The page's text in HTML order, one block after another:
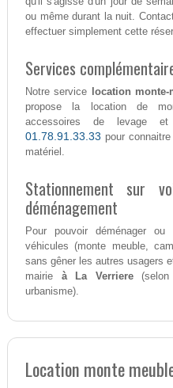
ou même durant la nuit.
effectuer simplement cette
Services
Notre service location monte-
propose la location de
accessoires de levage
01.78.91.33.33 pour
matériel.
Stationnement sur
déménagement
Pour pouvoir déménager ou
véhicules (monte meuble,
sans gêner les autres usagers
mairie à La Verriere(selon
urbanisme).
Location monte